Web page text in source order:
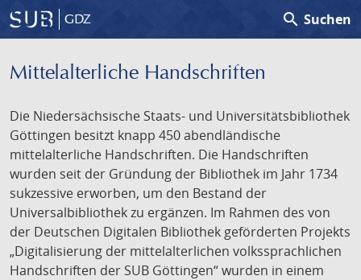
GDZ search Suchen
Mittelalterliche Handschriften
Die Niedersächsische Staats- und Universitätsbibliothek
Göttingen besitzt knapp 450 abendländische
mittelalterliche Handschriften. Die Handschriften
wurden seit der Gründung der Bibliothek im Jahr 1734
sukzessive erworben, um den Bestand der
Universalbibliothek zu ergänzen. Im Rahmen des von
der Deutschen Digitalen Bibliothek geförderten Projekts
„Digitalisierung der mittelalterlichen volkssprachlichen
Handschriften der SUB Göttingen“ wurden in einem